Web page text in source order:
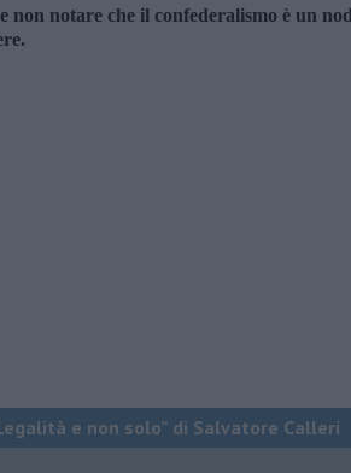
non notare che il confederalismo è un
e non solo” di Salvatore Calleri